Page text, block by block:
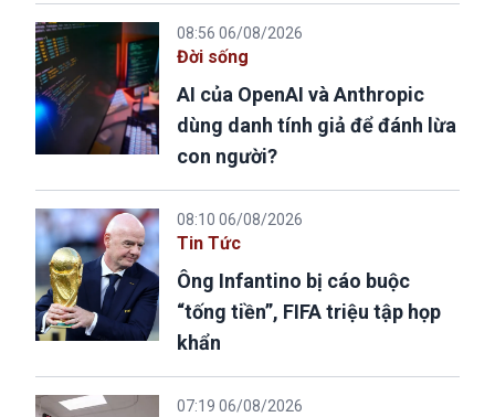
08:56 06/08/2026
Đời sống
AI của OpenAI và Anthropic
dùng danh tính giả để đánh lừa
con người?
08:10 06/08/2026
Tin Tức
Ông Infantino bị cáo buộc
“tống tiền”, FIFA triệu tập họp
khẩn
07:19 06/08/2026